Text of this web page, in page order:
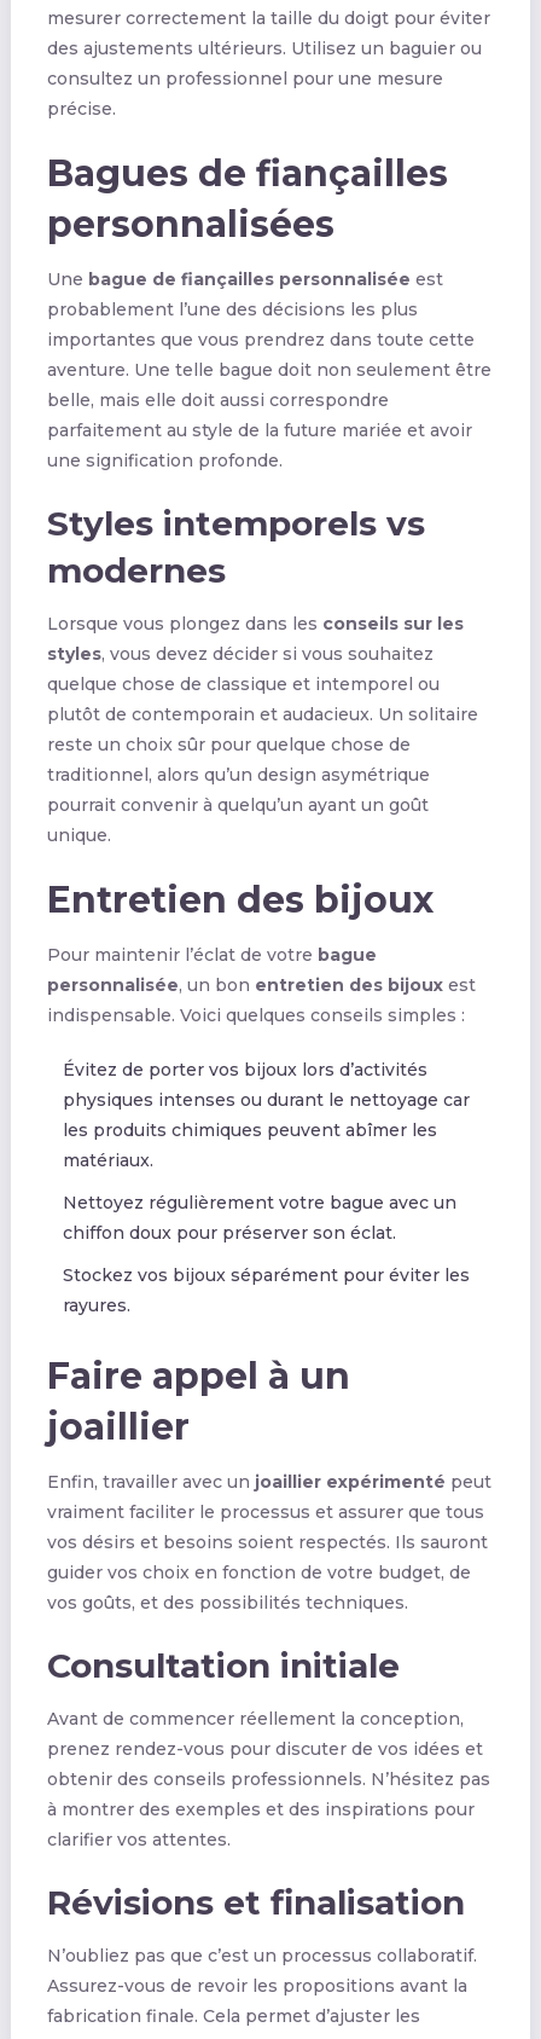
mesurer correctement la taille du doigt pour éviter
des ajustements ultérieurs. Utilisez un baguier ou
consultez un professionnel pour une mesure
précise.
Bagues de fiançailles
personnalisées
Une bague de fiançailles personnalisée est
probablement l’une des décisions les plus
importantes que vous prendrez dans toute cette
aventure. Une telle bague doit non seulement être
belle, mais elle doit aussi correspondre
parfaitement au style de la future mariée et avoir
une signification profonde.
Styles intemporels vs
modernes
Lorsque vous plongez dans les conseils sur les
styles, vous devez décider si vous souhaitez
quelque chose de classique et intemporel ou
plutôt de contemporain et audacieux. Un solitaire
reste un choix sûr pour quelque chose de
traditionnel, alors qu’un design asymétrique
pourrait convenir à quelqu’un ayant un goût
unique.
Entretien des bijoux
Pour maintenir l’éclat de votre bague
personnalisée, un bon entretien des bijouxest
indispensable. Voici quelques conseils simples :
Évitez de porter vos bijoux lors d’activités
physiques intenses ou durant le nettoyage car
les produits chimiques peuvent abîmer les
matériaux.
Nettoyez régulièrement votre bague avec un
chiffon doux pour préserver son éclat.
Stockez vos bijoux séparément pour éviter les
rayures.
Faire appel à un
joaillier
Enfin, travailler avec un joaillier expérimenté peut
vraiment faciliter le processus et assurer que tous
vos désirs et besoins soient respectés. Ils sauront
guider vos choix en fonction de votre budget, de
vos goûts, et des possibilités techniques.
Consultation initiale
Avant de commencer réellement la conception,
prenez rendez-vous pour discuter de vos idées et
obtenir des conseils professionnels. N’hésitez pas
à montrer des exemples et des inspirations pour
clarifier vos attentes.
Révisions et finalisation
N’oubliez pas que c’est un processus collaboratif.
Assurez-vous de revoir les propositions avant la
fabrication finale. Cela permet d’ajuster les